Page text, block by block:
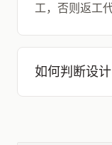
工，否则返工
如何判断设